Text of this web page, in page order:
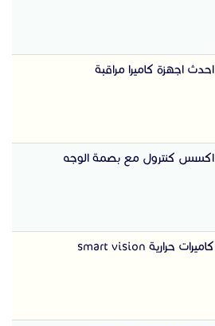
احدث اجهزة كاميرا مراقبة
اكسس كنترول مع بصمة الوجه
كاميرات حرارية smart vision